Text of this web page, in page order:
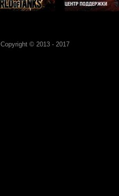
Copyright © 2013 - 2017